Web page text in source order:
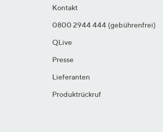
Kontakt
0800 2944 444 (gebührenfrei)
QLive
Presse
Lieferanten
Produktrückruf